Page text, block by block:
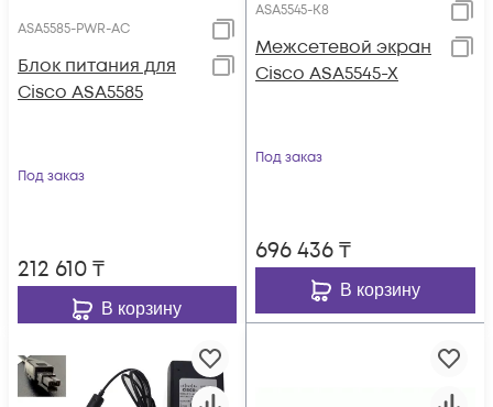
ASA5585-PWR-AC
Блок питания для
Cisco ASA5585
Под заказ
212 610₸
В корзину
ASA5545-K8
Межсетевой экран
Cisco ASA5545-X
Под заказ
696 436₸
В корзину